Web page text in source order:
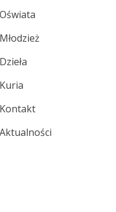
Oświata
Młodzież
Dzieła
Kuria
Kontakt
Aktualności